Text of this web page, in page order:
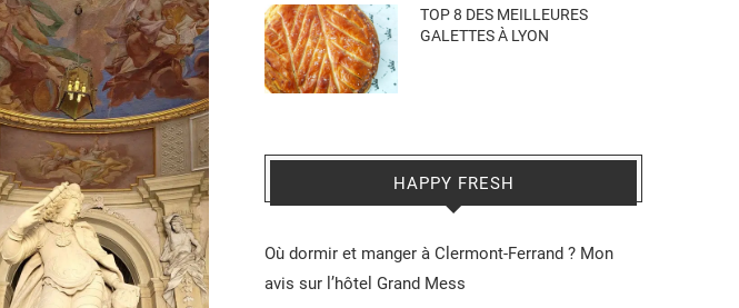
TOP 8 DES MEILLEURES
GALETTES À LYON
HAPPY FRESH
Où dormir et manger à Clermont-Ferrand ? Mon
avis sur l’hôtel Grand Mess